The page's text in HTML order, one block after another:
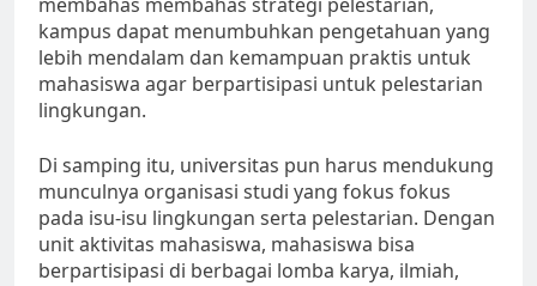
kampus dapat menumbuhkan pengetahuan yang
lebih mendalam dan kemampuan praktis untuk
mahasiswa agar berpartisipasi untuk pelestarian
lingkungan.
Di samping itu, universitas pun harus mendukung
munculnya organisasi studi yang fokus fokus
pada isu-isu lingkungan serta pelestarian. Dengan
unit aktivitas mahasiswa, mahasiswa bisa
berpartisipasi di berbagai lomba karya, ilmiah,